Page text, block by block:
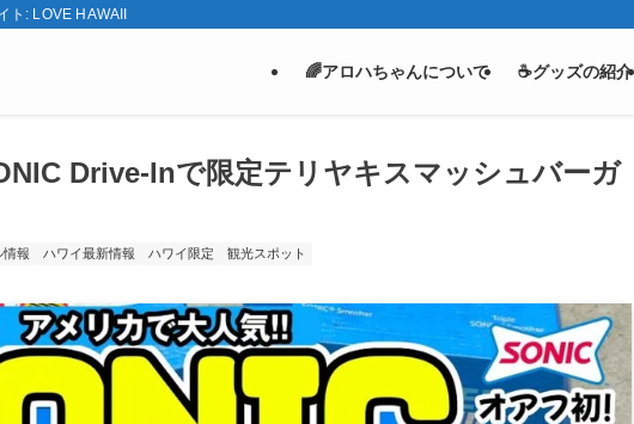
ト: LOVE HAWAII
🌈アロハちゃんについて ☕グッズの紹介
Drive-Inで限定テリヤキスマッシュバーガ
情報 ハワイ最新情報 ハワイ限定 観光スポット